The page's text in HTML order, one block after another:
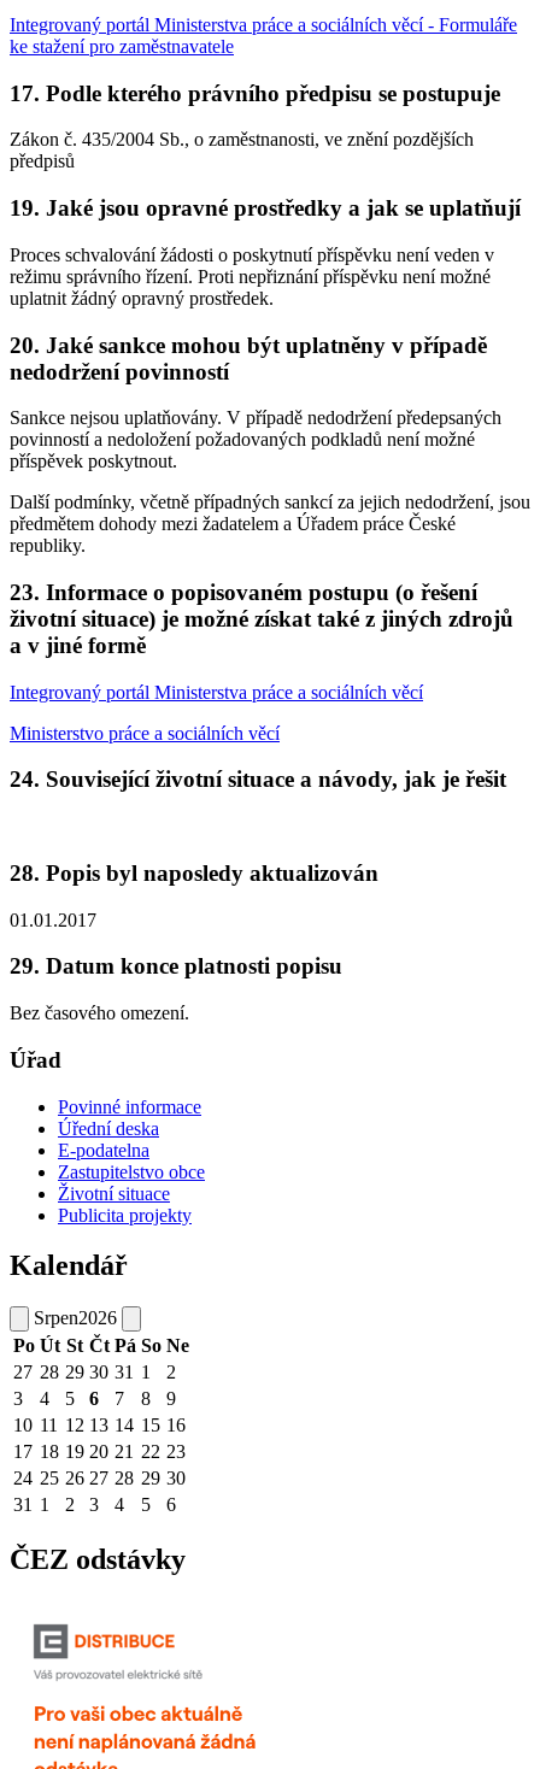
Integrovaný portál Ministerstva práce a sociálních věcí - Formuláře
ke stažení pro zaměstnavatele
17. Podle kterého právního předpisu se postupuje
Zákon č. 435/2004 Sb., o zaměstnanosti, ve znění pozdějších
předpisů
19. Jaké jsou opravné prostředky a jak se uplatňují
Proces schvalování žádosti o poskytnutí příspěvku není veden v
režimu správního řízení. Proti nepřiznání příspěvku není možné
uplatnit žádný opravný prostředek.
20. Jaké sankce mohou být uplatněny v případě
nedodržení povinností
Sankce nejsou uplatňovány. V případě nedodržení předepsaných
povinností a nedoložení požadovaných podkladů není možné
příspěvek poskytnout.
Další podmínky, včetně případných sankcí za jejich nedodržení, jsou
předmětem dohody mezi žadatelem a Úřadem práce České
republiky.
23. Informace o popisovaném postupu (o řešení
životní situace) je možné získat také z jiných zdrojů
a v jiné formě
Integrovaný portál Ministerstva práce a sociálních věcí
Ministerstvo práce a sociálních věcí
24. Související životní situace a návody, jak je řešit
28. Popis byl naposledy aktualizován
01.01.2017
29. Datum konce platnosti popisu
Bez časového omezení.
Úřad
Povinné informace
Úřední deska
E-podatelna
Zastupitelstvo obce
Životní situace
Publicita projekty
Kalendář
Srpen2026
Po Út St Čt Pá So Ne
27 28 29 30 31 1
2
3
4 5 6 7 8
9
10 11 12 13 14 15 16
17 18 19 20 21 22 23
24 25 26 27 28 29 30
31 1 2 3 4 5 6
ČEZ odstávky